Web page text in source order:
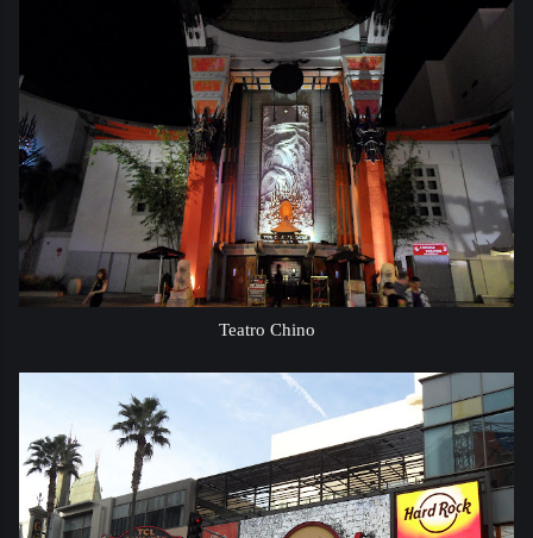
Teatro Chino